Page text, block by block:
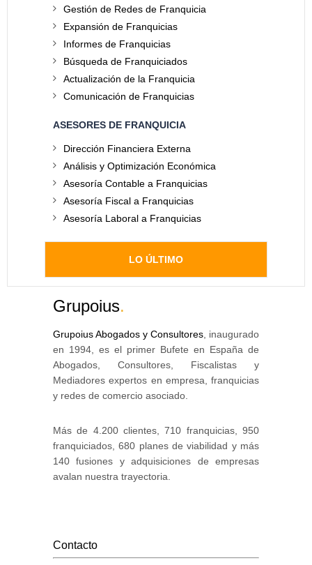
Gestión de Redes de Franquicia
Expansión de Franquicias
Informes de Franquicias
Búsqueda de Franquiciados
Actualización de la Franquicia
Comunicación de Franquicias
ASESORES DE FRANQUICIA
Dirección Financiera Externa
Análisis y Optimización Económica
Asesoría Contable a Franquicias
Asesoría Fiscal a Franquicias
Asesoría Laboral a Franquicias
LO ÚLTIMO
Grupoius.
Grupoius Abogados y Consultores , inaugurado
en 1994, es el primer Bufete en España de
Abogados, Consultores, Fiscalistas y
Mediadores expertos en empresa, franquicias
y redes de comercio asociado.
Más de 4.200 clientes, 710 franquicias, 950
franquiciados, 680 planes de viabilidad y más
140 fusiones y adquisiciones de empresas
avalan nuestra trayectoria.
Contacto